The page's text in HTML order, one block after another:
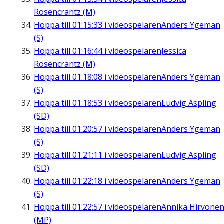
Rosencrantz (M)
Hoppa till 01:15:33 i videospelarenAnders Ygeman
(S)
Hoppa till 01:16:44i videospelarenJessica
Rosencrantz (M)
Hoppa till 01:18:08 i videospelarenAnders Ygeman
(S)
Hoppa till 01:18:53 i videospelarenLudvig Aspling
(SD)
Hoppa till 01:20:57 i videospelarenAnders Ygeman
(S)
Hoppa till 01:21:11 i videospelarenLudvig Aspling
(SD)
Hoppa till 01:22:18 i videospelarenAnders Ygeman
(S)
Hoppa till 01:22:57 i videospelarenAnnika Hirvonen
(MP)